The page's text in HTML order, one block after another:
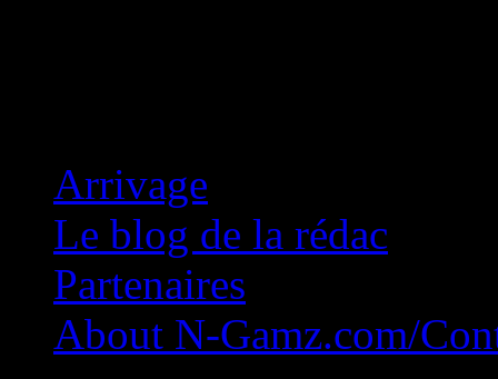
Arrivage
Le blog de la rédac
Partenaires
About N-Gamz.com/